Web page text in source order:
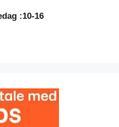
:10-16